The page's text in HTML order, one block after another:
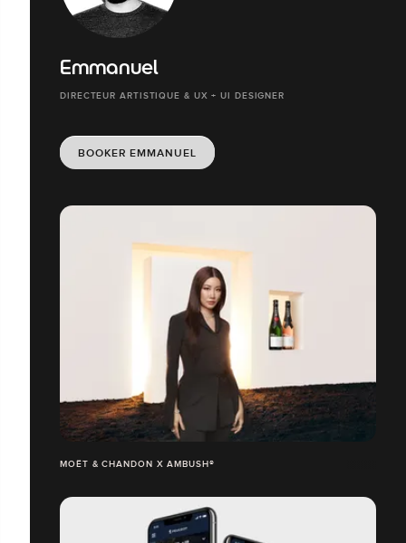
Emmanuel
DIRECTEUR ARTISTIQUE & UX + UI DESIGNER
BOOKER EMMANUEL
MOËT & CHANDON X AMBUSH®